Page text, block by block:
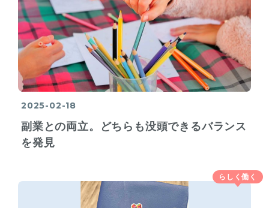
2025-02-18
副業との両立。どちらも没頭できるバランス
を発見
らしく働く